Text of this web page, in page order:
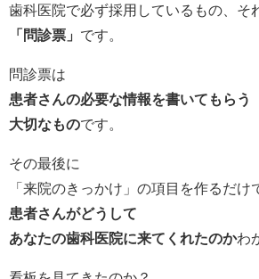
歯科医院で必ず採用しているもの、そ
「問診票」 です。
問診票は
患者さんの必要な情報を書いてもらう
大切なものです。
その最後に
「来院のきっかけ」の項目を作るだけ
患者さんがどうして
あなたの歯科医院に来てくれたのかわ